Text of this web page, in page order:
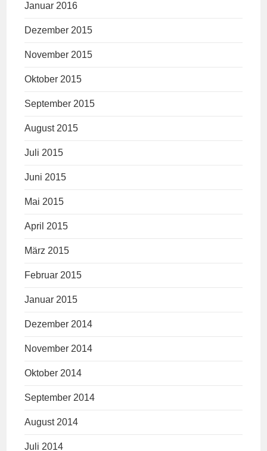
Januar 2016
Dezember 2015
November 2015
Oktober 2015
September 2015
August 2015
Juli 2015
Juni 2015
Mai 2015
April 2015
März 2015
Februar 2015
Januar 2015
Dezember 2014
November 2014
Oktober 2014
September 2014
August 2014
Juli 2014